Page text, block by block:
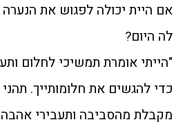
אם היית יכולה לפגוש את
לה היום?
"הייתי אומרת תמשיכי לחלום
כדי להגשים את חלומותייך.
מקבלת מהסביבה ותעבירי